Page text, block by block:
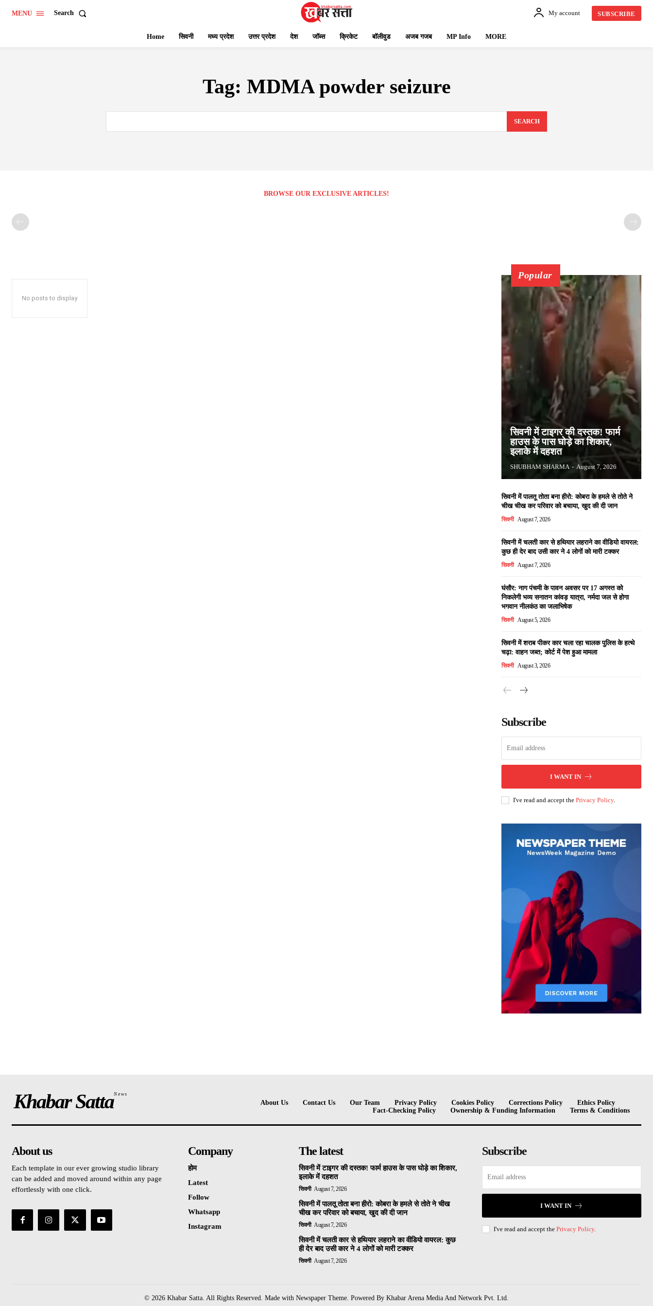
MENU Search My account SUBSCRIBE
Home सिवनी मध्य प्रदेश उत्तर प्रदेश देश जॉब्स क्रिकेट बॉलीवुड अजब गजब MP Info MORE
Tag: MDMA powder seizure
SEARCH
BROWSE OUR EXCLUSIVE ARTICLES!
No posts to display
Popular
सिवनी में टाइगर की दस्तक! फार्म
हाउस के पास घोड़े का शिकार,
इलाके में दहशत
SHUBHAM SHARMA - August 7, 2026
सिवनी में पालतू तोता बना हीरो: कोबरा के हमले से तोते ने
चीख चीख कर परिवार को बचाया, खुद की दी जान
सिवनी August 7, 2026
सिवनी में चलती कार से हथियार लहराने का वीडियो वायरल:
कुछ ही देर बाद उसी कार ने 4 लोगों को मारी टक्कर
सिवनी August 7, 2026
घंसौर: नाग पंचमी के पावन अवसर पर 17 अगस्त को
निकलेगी भव्य सनातन कांवड़ यात्रा, नर्मदा जल से होगा
भगवान नीलकंठ का जलाभिषेक
सिवनी August 5, 2026
सिवनी में शराब पीकर कार चला रहा चालक पुलिस के हत्थे
चढ़ा: वाहन जब्त; कोर्ट में पेश हुआ मामला
सिवनी August 3, 2026
Subscribe
I WANT IN
I've read and accept the Privacy Policy.
Khabar SattaNews
About Us Contact Us Our Team Privacy Policy Cookies Policy Corrections Policy
Ethics Policy
Fact-Checking Policy
Ownership & Funding Information Terms & Conditions
About us
Each template in our ever growing studio library
can be added and moved around within any page
effortlessly with one click.
Company
होम
Latest
Follow
Whatsapp
Instagram
The latest
सिवनी में टाइगर की दस्तक! फार्म हाउस के पास घोड़े का शिकार,
इलाके में दहशत
सिवनी August 7, 2026
सिवनी में पालतू तोता बना हीरो: कोबरा के हमले से तोते ने चीख
चीख कर परिवार को बचाया, खुद की दी जान
सिवनी August 7, 2026
सिवनी में चलती कार से हथियार लहराने का वीडियो वायरल: कुछ
ही देर बाद उसी कार ने 4 लोगों को मारी टक्कर
सिवनी August 7, 2026
Subscribe
I WANT IN
I've read and accept the Privacy Policy.
© 2026 Khabar Satta. All Rights Reserved. Made with Newspaper Theme. Powered By Khabar Arena Media And Network Pvt. Ltd.